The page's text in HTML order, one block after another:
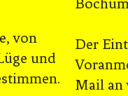
von
und
Der
Mail